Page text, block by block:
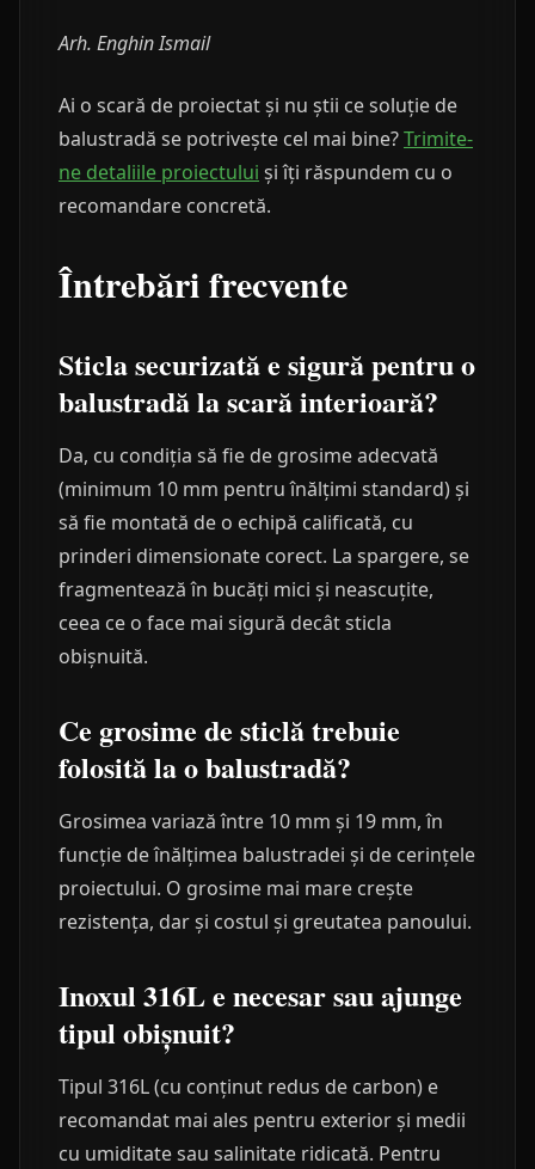
Arh. Enghin Ismail
Ai o scară de proiectat și nu știi ce soluție de
balustradă se potrivește cel mai bine?Trimite-
ne detaliile proiectului și îți răspundem cu o
recomandare concretă.
Întrebări frecvente
Sticla securizată e sigură pentru o
balustradă la scară interioară?
Da, cu condiția să fie de grosime adecvată
(minimum 10 mm pentru înălțimi standard) și
să fie montată de o echipă calificată, cu
prinderi dimensionate corect. La spargere, se
fragmentează în bucăți mici și neascuțite,
ceea ce o face mai sigură decât sticla
obișnuită.
Ce grosime de sticlă trebuie
folosită la o balustradă?
Grosimea variază între 10 mm și 19 mm, în
funcție de înălțimea balustradei și de cerințele
proiectului. O grosime mai mare crește
rezistența, dar și costul și greutatea panoului.
Inoxul 316L e necesar sau ajunge
tipul obișnuit?
Tipul 316L (cu conținut redus de carbon) e
recomandat mai ales pentru exterior și medii
cu umiditate sau salinitate ridicată. Pentru